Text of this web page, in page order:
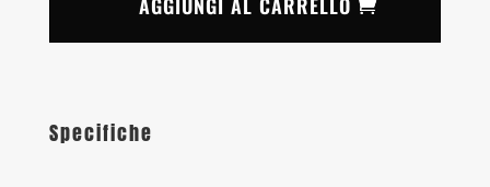
AGGIUNGI AL CARRELLO
Specifiche